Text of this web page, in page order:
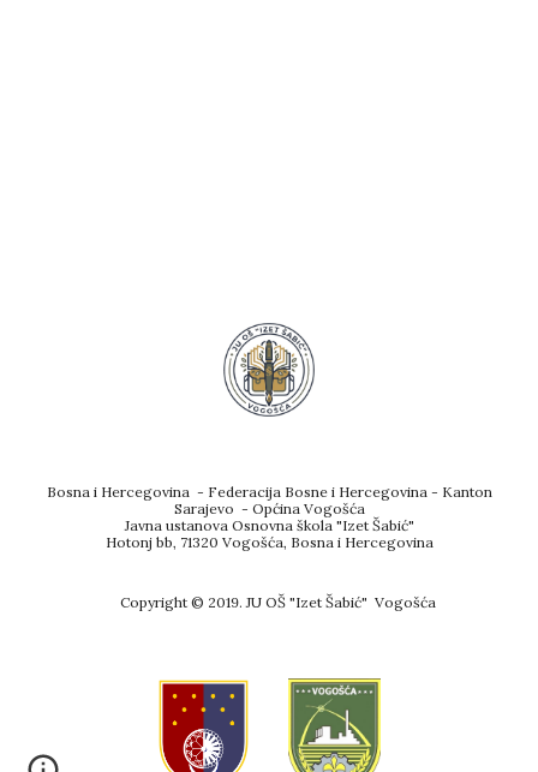
Bosna i Hercegovina - Federacija Bosne i Hercegovina - Kanton
Sarajevo - Općina Vogošća
Javna ustanova Osnovna škola "Izet Šabić"
Hotonj bb, 71320 Vogošća, Bosna i Hercegovina
Copyright © 2019. JU OŠ "Izet Šabić" Vogošća